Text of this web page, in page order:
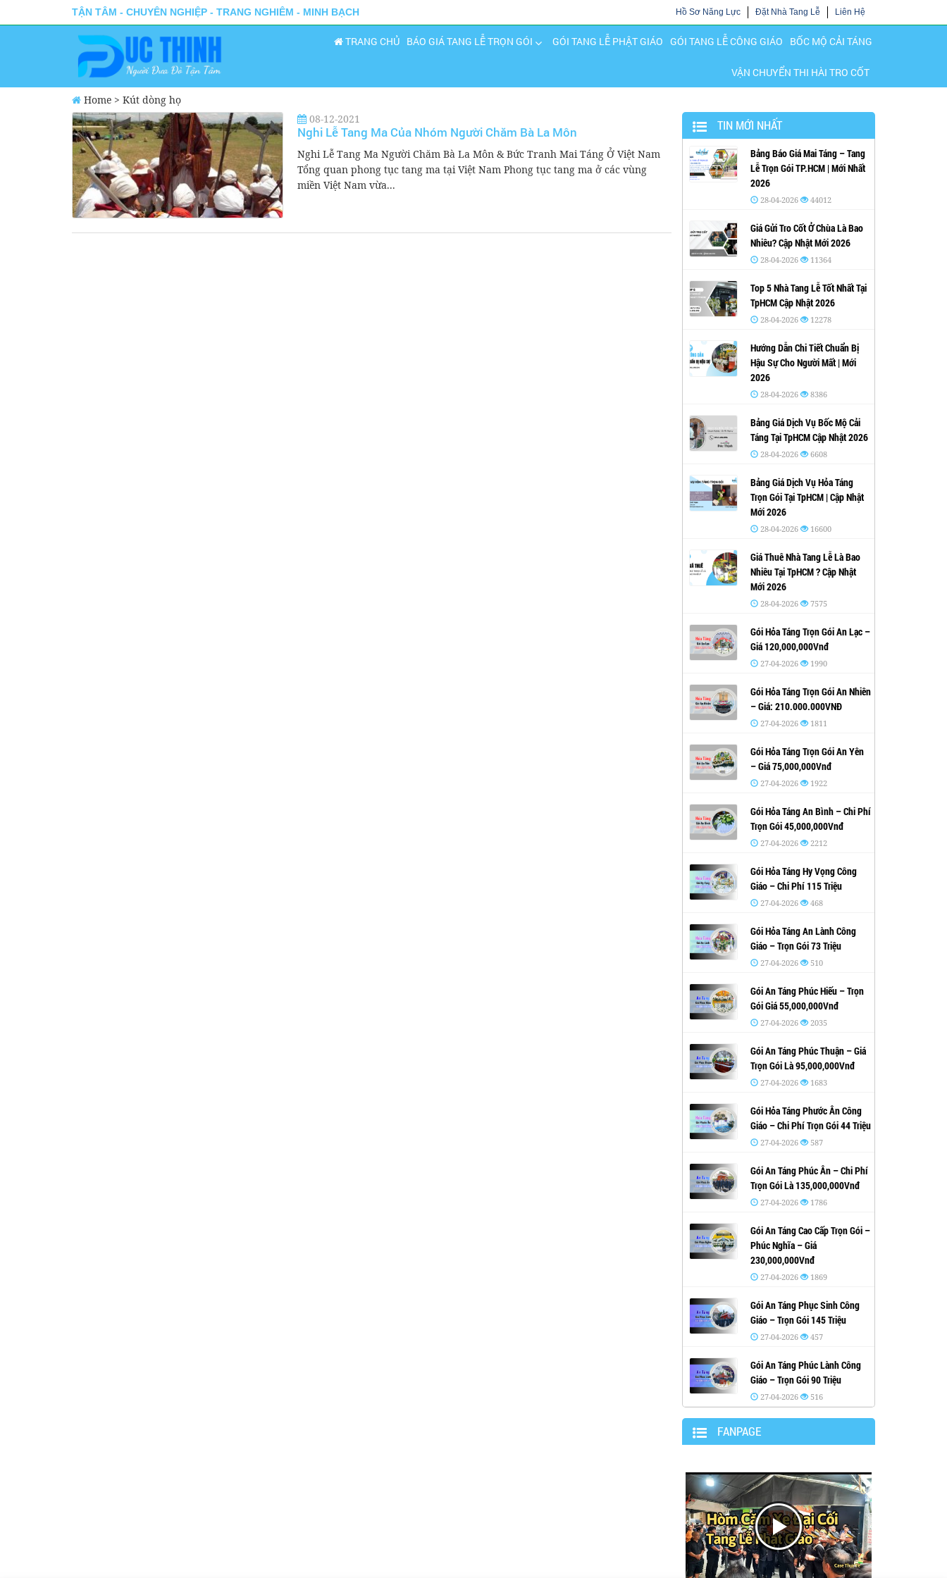
TẬN TÂM - CHUYÊN NGHIỆP - TRANG NGHIÊM - MINH BẠCH Hồ Sơ Năng Lực Đặt Nhà Tang Lễ Liên Hệ
TRANG CHỦ BÁO GIÁ TANG LỄ TRỌN GÓI GÓI TANG LỄ PHẬT GIÁO GÓI TANG LỄ CÔNG GIÁO BỐC MỘ CẢI TÁNG
VẬN CHUYỂN THI HÀI TRO CỐT
Home > Kút dòng họ
08-12-2021
Nghi Lễ Tang Ma Của Nhóm Người Chăm Bà La Môn
Nghi Lễ Tang Ma Người Chăm Bà La Môn & Bức Tranh Mai Táng Ở Việt Nam
Tổng quan phong tục tang ma tại Việt Nam Phong tục tang ma ở các vùng
miền Việt Nam vừa...
TIN MỚI NHẤT
Bảng Báo Giá Mai Táng – Tang
Lễ Trọn Gói TP.HCM | Mới Nhất
2026
28-04-2026 44012
Giá Gửi Tro Cốt Ở Chùa Là Bao
Nhiêu? Cập Nhật Mới 2026
28-04-2026 11364
Top 5 Nhà Tang Lễ Tốt Nhất Tại
TpHCM Cập Nhật 2026
28-04-2026 12278
Hướng Dẫn Chi Tiết Chuẩn Bị
Hậu Sự Cho Người Mất | Mới
2026
28-04-2026 8386
Bảng Giá Dịch Vụ Bốc Mộ Cải
Táng Tại TpHCM Cập Nhật 2026
28-04-2026 6608
Bảng Giá Dịch Vụ Hỏa Táng
Trọn Gói Tại TpHCM | Cập Nhật
Mới 2026
28-04-2026 16600
Giá Thuê Nhà Tang Lễ Là Bao
Nhiêu Tại TpHCM ? Cập Nhật
Mới 2026
28-04-2026 7575
Gói Hỏa Táng Trọn Gói An Lạc –
Giá 120,000,000Vnđ
27-04-2026 1990
Gói Hỏa Táng Trọn Gói An Nhiên
– Giá: 210.000.000VNĐ
27-04-2026 1811
Gói Hỏa Táng Trọn Gói An Yên
– Giá 75,000,000Vnđ
27-04-2026 1922
Gói Hỏa Táng An Bình – Chi Phí
Trọn Gói 45,000,000Vnđ
27-04-2026 2212
Gói Hỏa Táng Hy Vọng Công
Giáo – Chi Phí 115 Triệu
27-04-2026 468
Gói Hỏa Táng An Lành Công
Giáo – Trọn Gói 73 Triệu
27-04-2026 510
Gói An Táng Phúc Hiếu – Trọn
Gói Giá 55,000,000Vnđ
27-04-2026 2035
Gói An Táng Phúc Thuận – Giá
Trọn Gói Là 95,000,000Vnđ
27-04-2026 1683
Gói Hỏa Táng Phước Ân Công
Giáo – Chi Phí Trọn Gói 44 Triệu
27-04-2026 587
Gói An Táng Phúc Ân – Chi Phí
Trọn Gói Là 135,000,000Vnđ
27-04-2026 1786
Gói An Táng Cao Cấp Trọn Gói –
Phúc Nghĩa – Giá
230,000,000Vnđ
27-04-2026 1869
Gói An Táng Phục Sinh Công
Giáo – Trọn Gói 145 Triệu
27-04-2026 457
Gói An Táng Phúc Lành Công
Giáo – Trọn Gói 90 Triệu
27-04-2026 516
FANPAGE